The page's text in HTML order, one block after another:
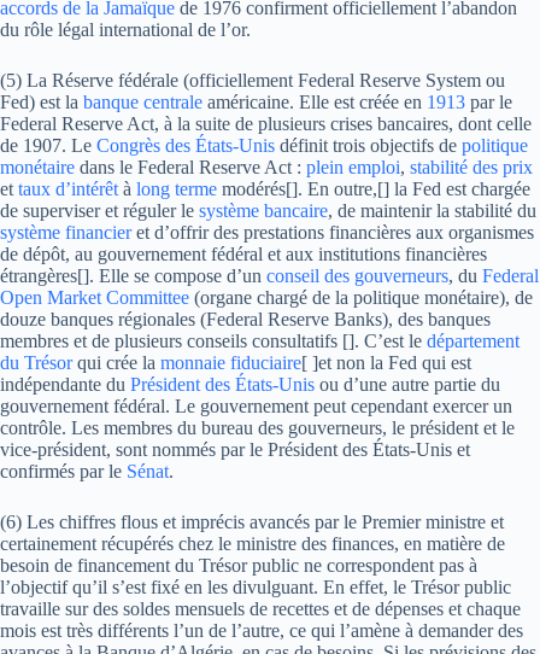
accords de la Jamaïque de 1976 confirment officiellement l’abandon
du rôle légal international de l’or.
(5) La Réserve fédérale (officiellement Federal Reserve System ou
Fed) est la banque centrale américaine. Elle est créée en 1913 par le
Federal Reserve Act, à la suite de plusieurs crises bancaires, dont celle
de 1907. Le Congrès des États-Unis définit trois objectifs de politique
monétaire dans le Federal Reserve Act : plein emploi, stabilité des prix
et taux d’intérêt à long terme modérés[]. En outre,[] la Fed est chargée
de superviser et réguler le système bancaire, de maintenir la stabilité du
système financieret d’offrir des prestations financières aux organismes
de dépôt, au gouvernement fédéral et aux institutions financières
étrangères[]. Elle se compose d’un conseil des gouverneurs, du Federal
Open Market Committee (organe chargé de la politique monétaire), de
douze banques régionales (Federal Reserve Banks), des banques
membres et de plusieurs conseils consultatifs []. C’est le département
du Trésorqui crée la monnaie fiduciaire[ ]et non la Fed qui est
indépendante du Président des États-Unis ou d’une autre partie du
gouvernement fédéral. Le gouvernement peut cependant exercer un
contrôle. Les membres du bureau des gouverneurs, le président et le
vice-président, sont nommés par le Président des États-Unis et
confirmés par le Sénat.
(6) Les chiffres flous et imprécis avancés par le Premier ministre et
certainement récupérés chez le ministre des finances, en matière de
besoin de financement du Trésor public ne correspondent pas à
l’objectif qu’il s’est fixé en les divulguant. En effet, le Trésor public
travaille sur des soldes mensuels de recettes et de dépenses et chaque
mois est très différents l’un de l’autre, ce qui l’amène à demander des